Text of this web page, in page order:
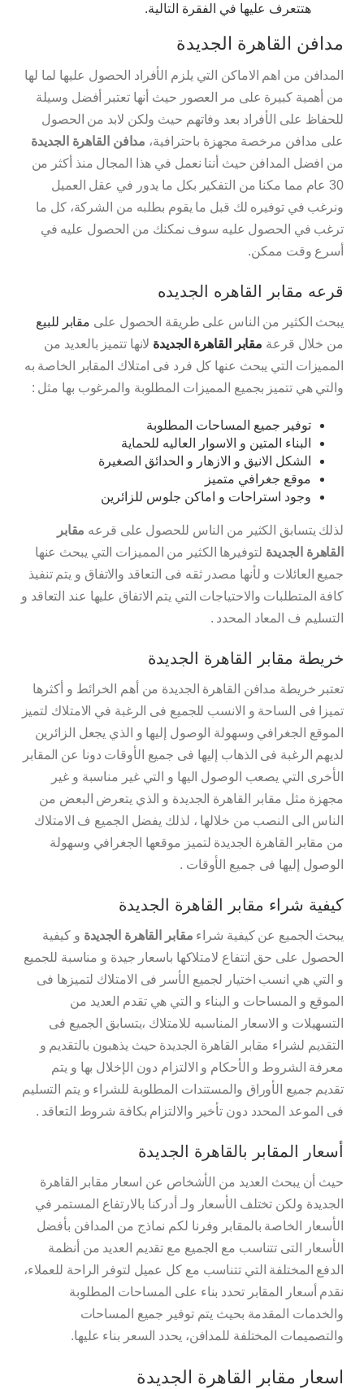
هتتعرف عليها في الفقرة التالية.
مدافن القاهرة الجديدة
المدافن من اهم الاماكن التي يلزم الأفراد الحصول عليها لما لها
من أهمية كبيرة على مر العصور حيث أنها تعتبر أفضل وسيلة
للحفاظ على الأفراد بعد وفاتهم حيث ولكن لابد من الحصول
على مدافن مرخصة مجهزة باحترافية، مدافن القاهرة الجديدة
من افضل المدافن حيث أننا نعمل في هذا المجال منذ أكثر من
30 عام مما مكنا من التفكير بكل ما يدور في عقل العميل
ونرغب في توفيره لك قبل ما يقوم بطلبه من الشركة، كل ما
ترغب في الحصول عليه سوف نمكنك من الحصول عليه في
أسرع وقت ممكن.
قرعه مقابر القاهره الجديده
يبحث الكثير من الناس على طريقة الحصول على مقابر للبيع
من خلال قرعة مقابر القاهرة الجديدة لانها تتميز بالعديد من
المميزات التي يبحث عنها كل فرد فى امتلاك المقابر الخاصة به
والتي هي تتميز بجميع المميزات المطلوبة والمرغوب بها مثل :
توفير جميع المساحات المطلوبة
البناء المتين و الاسوار العاليه للحماية
الشكل الانيق و الازهار و الحدائق الصغيرة
موقع جغرافي متميز
وجود استراحات و اماكن جلوس للزائرين
لذلك يتسابق الكثير من الناس للحصول على قرعه مقابر
القاهرة الجديدة لتوفيرها الكثير من المميزات التي يبحث عنها
جميع العائلات و لأنها مصدر ثقه فى التعاقد والاتفاق و يتم تنفيذ
كافة المتطلبات والاحتياجات التي يتم الاتفاق عليها عند التعاقد و
التسليم ف المعاد المحدد .
خريطة مقابر القاهرة الجديدة
تعتبر خريطة مدافن القاهرة الجديدة من أهم الخرائط و أكثرها
تميزا فى الساحة و الانسب للجميع فى الرغبة في الامتلاك لتميز
الموقع الجغرافي وسهولة الوصول إليها و الذي يجعل الزائرين
لديهم الرغبة فى الذهاب إليها فى جميع الأوقات دونا عن المقابر
الأخرى التي يصعب الوصول اليها و التي غير مناسبة و غير
مجهزة مثل مقابر القاهرة الجديدة و الذي يتعرض البعض من
الناس الى النصب من خلالها ، لذلك يفضل الجميع ف الامتلاك
من مقابر القاهرة الجديدة لتميز موقعها الجغرافي وسهولة
الوصول إليها فى جميع الأوقات .
كيفية شراء مقابر القاهرة الجديدة
يبحث الجميع عن كيفية شراء مقابر القاهرة الجديدة و كيفية
الحصول على حق انتفاع لامتلاكها باسعار جيدة و مناسبة للجميع
و التي هي انسب اختيار لجميع الأسر فى الامتلاك لتميزها فى
الموقع و المساحات و البناء و التي هي تقدم العديد من
التسهيلات و الاسعار المناسبه للامتلاك ،يتسابق الجميع فى
التقديم لشراء مقابر القاهرة الجديدة حيث يذهبون بالتقديم و
معرفة الشروط و الأحكام و الالتزام دون الإخلال بها و يتم
تقديم جميع الأوراق والمستندات المطلوبة للشراء و يتم التسليم
فى الموعد المحدد دون تأخير والالتزام بكافة شروط التعاقد .
أسعار المقابر بالقاهرة الجديدة
حيث أن يبحث العديد من الأشخاص عن اسعار مقابر القاهرة
الجديدة ولكن تختلف الأسعار ولـ أدركنا بالارتفاع المستمر في
الأسعار الخاصة بالمقابر وفرنا لكم نماذج من المدافن بأفضل
الأسعار التى تتناسب مع الجميع مع تقديم العديد من أنظمة
الدفع المختلفة التي تتناسب مع كل عميل لتوفر الراحة للعملاء،
نقدم أسعار المقابر تحدد بناء على المساحات المطلوبة
والخدمات المقدمة بحيث يتم توفير جميع المساحات
والتصميمات المختلفة للمدافن، يحدد السعر بناء عليها.
اسعار مقابر القاهرة الجديدة